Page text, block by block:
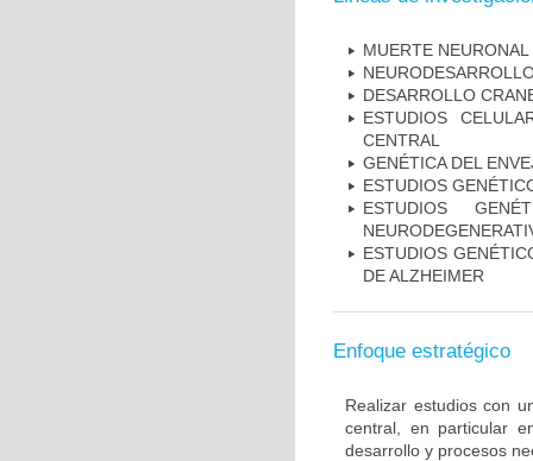
MUERTE
DESARROLLO
ESTUDIOS
CENTRAL
GENÉTICA DEL
ESTUDIOS
ESTUDIOS
ESTUDIOS
DE ALZHEIMER
Enfoque estratégico
Realizar estudios con
central, en particular
desarrollo y procesos